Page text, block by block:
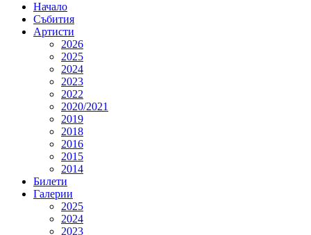
Начало
Събития
Артисти
2026
2025
2024
2023
2022
2020/2021
2019
2018
2016
2015
2014
Билети
Галерии
2025
2024
2023